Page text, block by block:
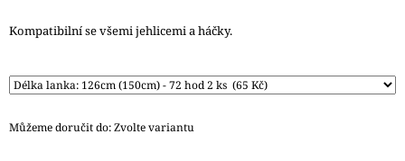
Kompatibilní se všemi jehlicemi a háčky.
Můžeme doručit do:Zvolte variantu
Kč
Původně:
Kč